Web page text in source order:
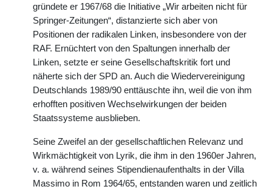
gründete er 1967/68 die Initiative „Wir arbeiten nicht für
Springer-Zeitungen“, distanzierte sich aber von
Positionen der radikalen Linken, insbesondere von der
RAF. Ernüchtert von den Spaltungen innerhalb der
Linken, setzte er seine Gesellschaftskritik fort und
näherte sich der SPD an. Auch die Wiedervereinigung
Deutschlands 1989/90 enttäuschte ihn, weil die von ihm
erhofften positiven Wechselwirkungen der beiden
Staatssysteme ausblieben.
Seine Zweifel an der gesellschaftlichen Relevanz und
Wirkmächtigkeit von Lyrik, die ihm in den 1960er Jahren,
v. a. während seines Stipendienaufenthalts in der Villa
Massimo in Rom 1964/65, entstanden waren und zeitlich